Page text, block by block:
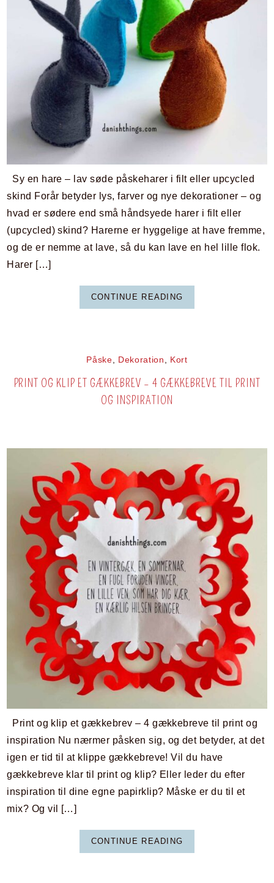
Sy en hare – lav søde påskeharer i filt eller upcycled
skind Forår betyder lys, farver og nye dekorationer – og
hvad er sødere end små håndsyede harer i filt eller
(upcycled) skind? Harerne er hyggelige at have fremme,
og de er nemme at lave, så du kan lave en hel lille flok.
Harer […]
CONTINUE READING
Påske Dekoration Kort
PRINT OG KLIP ET GÆKKEBREV – 4 GÆKKEBREVE TIL PRINT
OG INSPIRATION
Print og klip et gækkebrev – 4 gækkebreve til print og
inspiration Nu nærmer påsken sig, og det betyder, at det
igen er tid til at klippe gækkebreve! Vil du have
gækkebreve klar til print og klip? Eller leder du efter
inspiration til dine egne papirklip? Måske er du til et
mix? Og vil […]
CONTINUE READING